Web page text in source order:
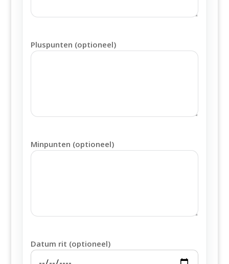
Pluspunten (optioneel)
Minpunten (optioneel)
Datum rit (optioneel)